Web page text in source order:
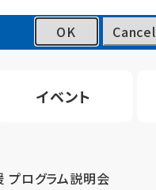
イベント
プログラム説明会
OK Cancel